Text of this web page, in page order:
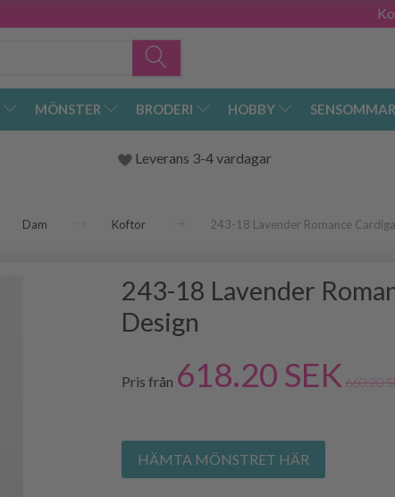
MÖNSTER BRODERI HOBBY
Leverans 3-4 vardagar
Dam Koftor 243-18 Lavender Romance
243-18 Lavender
Design
Pris från 618.20 SEK 660.20
HÄMTA MÖNSTRET HÄR